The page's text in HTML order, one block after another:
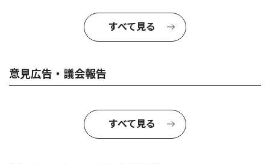
すべて見る
意見広告・議会報告
すべて見る